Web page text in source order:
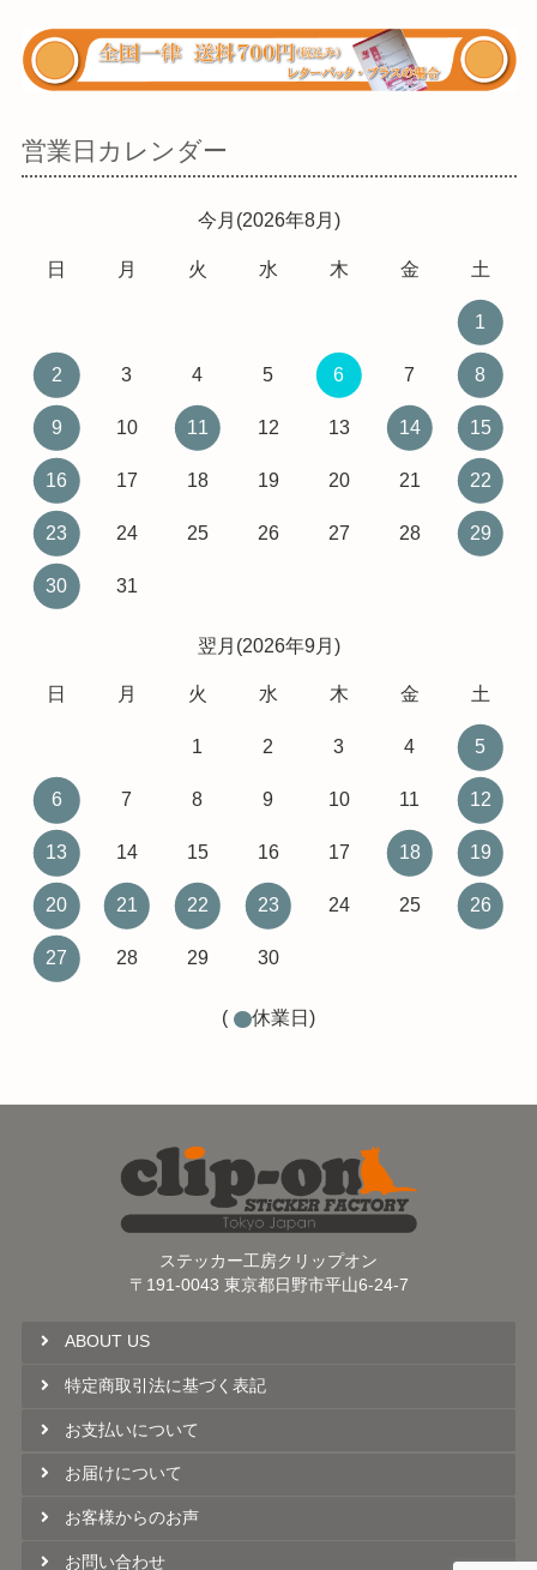
営業日カレンダー
今月(2026年8月)
日 月 火 水 木 金 土
1
2 3 4 5 6 7 8
9 10 11 12 13 14 15
16 17 18 19 20 21 22
23 24 25 26 27 28 29
30 31
翌月(2026年9月)
日 月 火 水 木 金 土
1 2 3 4 5
6 7 8 9 10 11 12
13 14 15 16 17 18 19
20 21 22 23 24 25 26
27 28 29 30
( 休業日)
ステッカー工房クリップオン
〒191-0043 東京都日野市平山6-24-7
ABOUT US
特定商取引法に基づく表記
お支払いについて
お届けについて
お客様からのお声
お問い合わせ